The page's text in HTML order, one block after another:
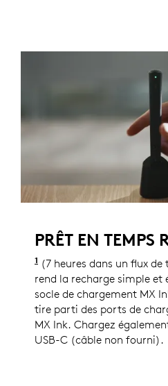
PRÊT EN TEMPS
1 La longévité des piles
(7 heures dans un flux
rend la recharge simple et
socle de chargement MX
tire parti des ports de
MX Ink. Chargez
USB-C (câble non fourni).